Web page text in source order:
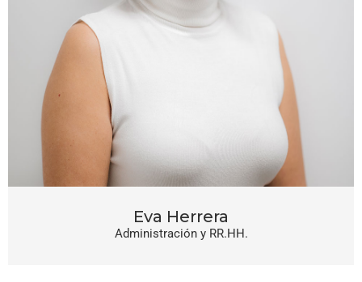
Eva Herrera
Administración y RR.HH.